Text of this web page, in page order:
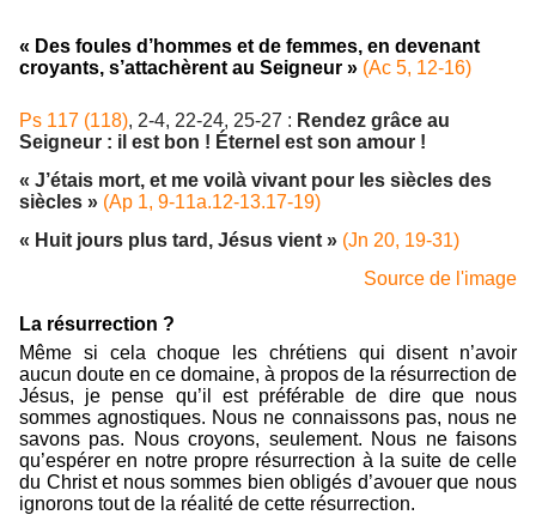
« Des foules d’hommes et de femmes, en devenant
croyants, s’attachèrent au Seigneur » (Ac 5, 12-16)
Ps 117 (118), 2-4, 22-24, 25-27 : Rendez grâce au
Seigneur : il est bon ! Éternel est son amour !
« J’étais mort, et me voilà vivant pour les siècles des
siècles » (Ap 1, 9-11a.12-13.17-19)
« Huit jours plus tard, Jésus vient » (Jn 20, 19-31)
Source de l'image
La résurrection ?
Même si cela choque les chrétiens qui disent n’avoir
aucun doute en ce domaine, à propos de la résurrection de
Jésus, je pense qu’il est préférable de dire que nous
sommes agnostiques. Nous ne connaissons pas, nous ne
savons pas. Nous croyons, seulement. Nous ne faisons
qu’espérer en notre propre résurrection à la suite de celle
du Christ et nous sommes bien obligés d’avouer que nous
ignorons tout de la réalité de cette résurrection.